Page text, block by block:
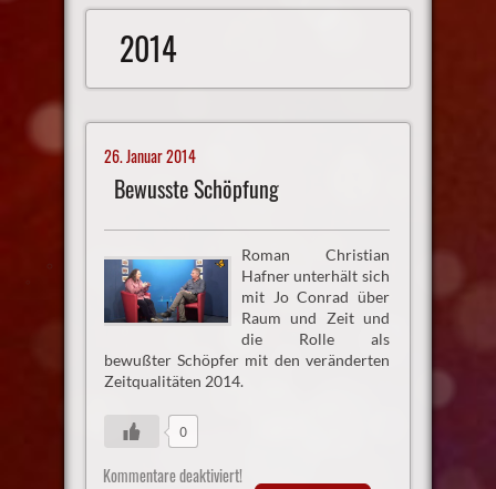
2014
26. Januar 2014
Bewusste Schöpfung
Roman Christian
Hafner unterhält sich
mit Jo Conrad über
Raum und Zeit und
die Rolle als
bewußter Schöpfer mit den veränderten
Zeitqualitäten 2014.
0
Kommentare deaktiviert!